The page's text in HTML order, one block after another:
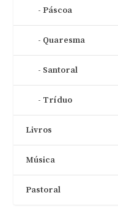
Páscoa
Quaresma
Santoral
Tríduo
Livros
Música
Pastoral